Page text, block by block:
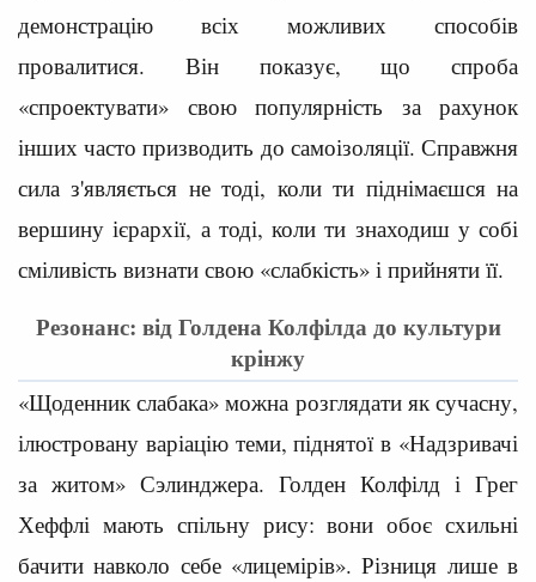
демонстрацію всіх можливих способів
провалитися. Він показує, що спроба
«спроектувати» свою популярність за рахунок
інших часто призводить до самоізоляції. Справжня
сила з'являється не тоді, коли ти піднімаєшся на
вершину ієрархії, а тоді, коли ти знаходиш у собі
сміливість визнати свою «слабкість» і прийняти її.
Резонанс: від Голдена Колфілда до культури
крінжу
«Щоденник слабака» можна розглядати як сучасну,
ілюстровану варіацію теми, піднятої в «Надзривачі
за житом» Сэлинджера. Голден Колфілд і Грег
Хеффлі мають спільну рису: вони обоє схильні
бачити навколо себе «лицемірів». Різниця лише в